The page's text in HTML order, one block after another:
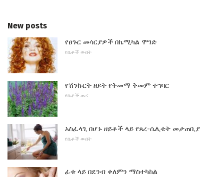
New posts
የፀጉር መሳርያዎች በኬሚካል ሞገድ
የሴቶች ውበት
የሽንኩርት ዘይት የቅመማ ቅመም ተግባር
የሴቶች ጤና
አስፈላጊ በሆኑ ዘይቶች ላይ የጸረ-ሴሊቴት መታጠቢያ
የሴቶች ውበት
ፊቱ ላይ በደንብ ቀለምን ማስተካከል